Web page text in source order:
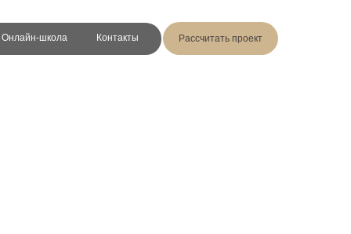
Рассчитать проект
Контакты
Онлайн-школа